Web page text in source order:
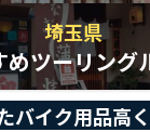
埼玉県
めツーリング
バイク用品高